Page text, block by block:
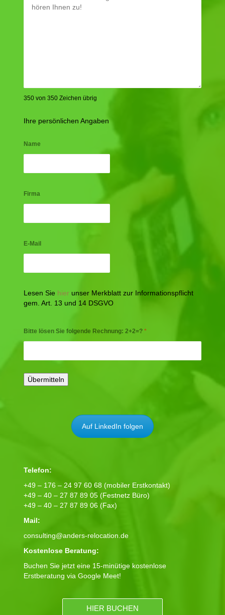
350 von 350 Zeichen übrig
Ihre persönlichen Angaben
Name
Firma
E-Mail
Lesen Sie hier unser Merkblatt zur Informationspflicht
gem. Art. 13 und 14 DSGVO
Bitte lösen Sie folgende Rechnung: 2+2=? *
Auf LinkedIn folgen
Telefon:
+49 – 176 – 24 97 60 68 (mobiler Erstkontakt)
+49 – 40 – 27 87 89 05 (Festnetz Büro)
+49 – 40 – 27 87 89 06 (Fax)
Mail:
consulting@anders-relocation.de
Kostenlose Beratung:
Buchen Sie jetzt eine 15-minütige kostenlose
Erstberatung via Google Meet!
HIER BUCHEN